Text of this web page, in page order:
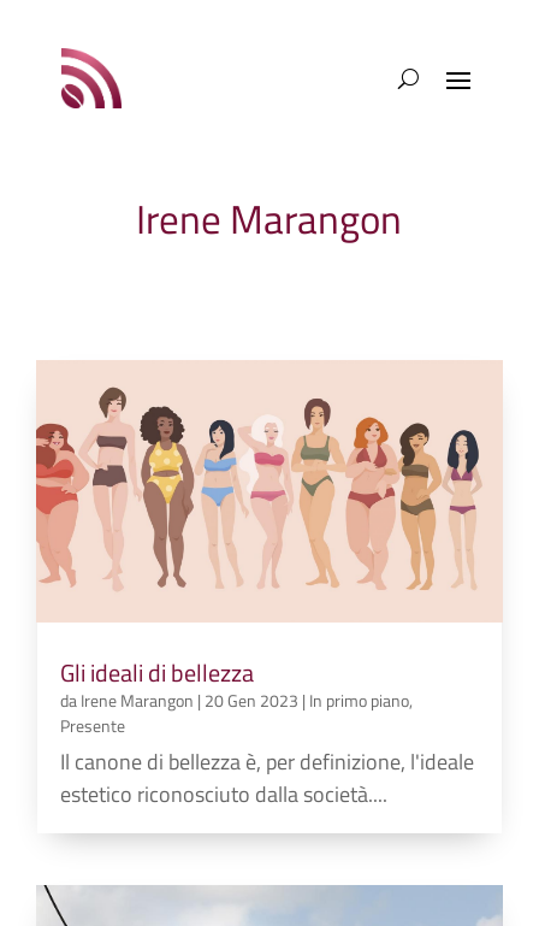
Irene Marangon
Gli ideali di bellezza
daIrene Marangon | 20 Gen 2023 | In primo piano,
Presente
Il canone di bellezza è, per definizione, l'ideale
estetico riconosciuto dalla società....